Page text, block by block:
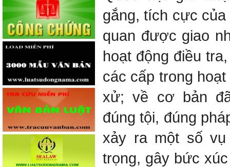
gắng, tích cực
quan được giao
hoạt động điều
các cấp trong
xử; về cơ bản
đúng tội, đúng
xảy ra một số
trọng, gây bức